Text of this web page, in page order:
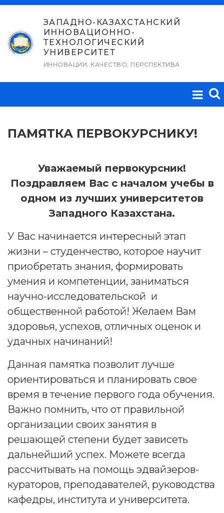
Перейти
содержимому
ЗАПАДНО-КАЗАХСТАНСКИЙ
ИННОВАЦИОННО-
ТЕХНОЛОГИЧЕСКИЙ
УНИВЕРСИТЕТ
ИННОВАЦИИ, КАЧЕСТВО, ПЕРСПЕКТИВА
ПАМЯТКА ПЕРВОКУРСНИКУ!
Уважаемый первокурсник!
Поздравляем Вас с началом учебы в
одном из лучших университетов
Западного Казахстана.
У Вас начинается интересный этап
жизни – студенчество, которое научит
приобретать знания, формировать
умения и компетенции, заниматься
научно-исследовательской и
общественной работой! Желаем Вам
здоровья, успехов, отличных оценок и
удачных начинаний!
Данная памятка позволит лучше
ориентироваться и планировать свое
время в течение первого года обучения.
Важно помнить, что от правильной
организации своих занятия в
решающей степени будет зависеть
дальнейший успех. Можете всегда
рассчитывать на помощь эдвайзеров-
кураторов, преподавателей, руководства
кафедры, института и университета.